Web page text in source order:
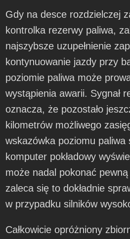
Gdy na desce rozdzielczej
kontrolka rezerwy paliwa,
najszybsze uzupełnienie
kontynuowanie jazdy przy
poziomie paliwa może
wystąpienia awarii. Sygnał
oznacza, że pozostało
kilometrów możliwego
wskazówka poziomu
komputer pokładowy
może nadal pokonać pewną
zaleca się to dokładnie
w przypadku silników
Całkowicie opróżniony